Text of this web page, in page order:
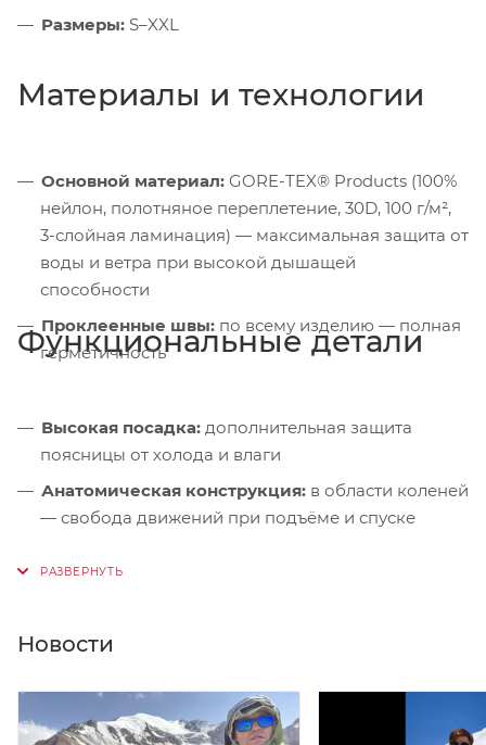
Размеры: S–XXL
Материалы и технологии
Основной материал: GORE-TEX® Products (100%
нейлон, полотняное переплетение, 30D, 100 г/м²,
3-слойная ламинация) — максимальная защита от
воды и ветра при высокой дышащей
способности
Проклеенные швы: по всему изделию — полная
герметичность
Функциональные детали
Высокая посадка: дополнительная защита
поясницы от холода и влаги
Анатомическая конструкция: в области коленей
— свобода движений при подъёме и спуске
эластичный пояс
удобство
AquaGuard® до верхней части бедра — быстрое
проветривание и лёгкое надевание поверх обуви
Новости